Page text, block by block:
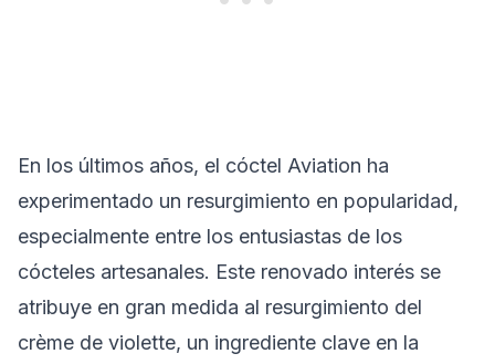
En los últimos años, el cóctel Aviation ha
experimentado un resurgimiento en popularidad,
especialmente entre los entusiastas de los
cócteles artesanales. Este renovado interés se
atribuye en gran medida al resurgimiento del
crème de violette, un ingrediente clave en la